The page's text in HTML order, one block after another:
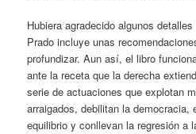
Hubiera agradecido algunos
Prado incluye unas
profundizar. Aun así, el libro
ante la receta que la derecha
serie de actuaciones que explotan
arraigados, debilitan la
equilibrio y conllevan la regresión a